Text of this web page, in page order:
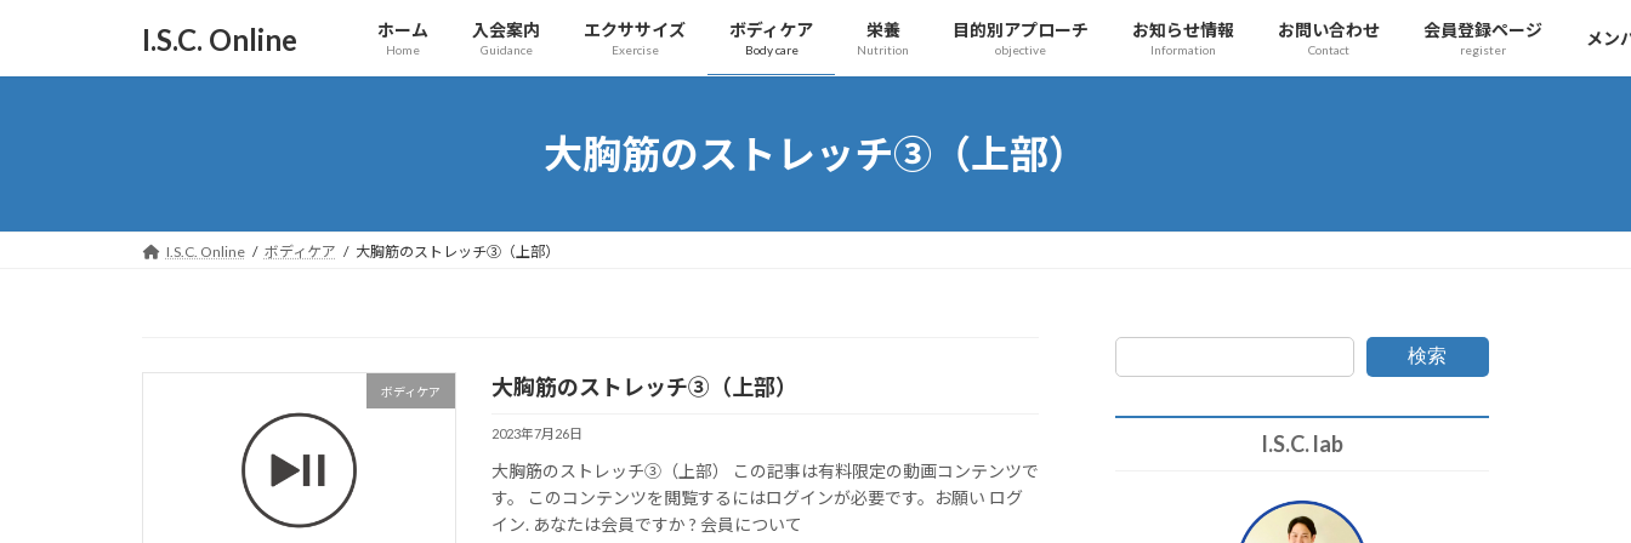
テ
ゲ
I.S.C. Online ホーム
Home
入会案内
Guidance
エクササイズ
Exercise
ボディケア
Body care
栄養
Nutrition
目的別アプローチ
objective
お知らせ情報
Information
お問い合わせ
Contact
会員登録ページ
register
メン
大胸筋のストレッチ③（上部）
I.S.C. Online ボディケア 大胸筋のストレッチ③（上部）
ボディケア 大胸筋のストレッチ③（上部）
2023年7月26日
大胸筋のストレッチ③（上部） この記事は有料限定の動画コンテンツで
す。 このコンテンツを閲覧するにはログインが必要です。お願い ログ
イン. あなたは会員ですか ? 会員について
検索
I.S.C. lab